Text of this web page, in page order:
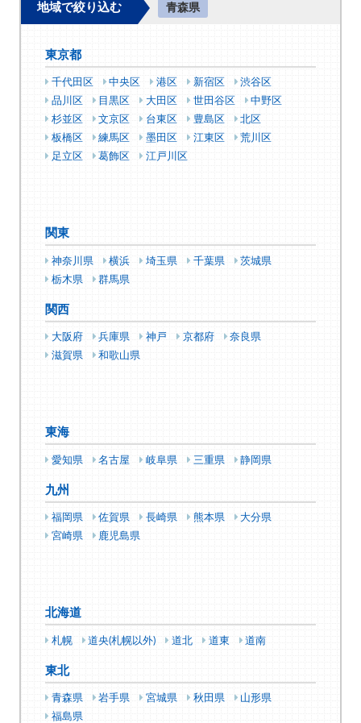
地域で絞り込む 青森県
東京都
千代田区 中央区 港区 新宿区
渋谷区
品川区
目黒区 大田区 世田谷区
中野区
杉並区
文京区 台東区 豊島区
北区
板橋区
練馬区 墨田区 江東区
荒川区
足立区
葛飾区 江戸川区
関東
神奈川県 横浜 埼玉県 千葉県
茨城県
栃木県
群馬県
関西
大阪府 兵庫県 神戸 京都府
奈良県
滋賀県
和歌山県
東海
愛知県 名古屋 岐阜県 三重県 静岡県
九州
福岡県 佐賀県 長崎県 熊本県
大分県
宮崎県
鹿児島県
北海道
札幌 道央(札幌以外) 道北 道東 道南
東北
青森県 岩手県 宮城県 秋田県
山形県
福島県